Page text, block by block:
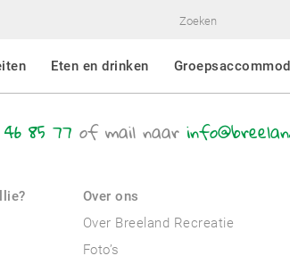
Eten en drinken
85 77 of mail naar
Over ons
Over Breeland Recreatie
Foto’s